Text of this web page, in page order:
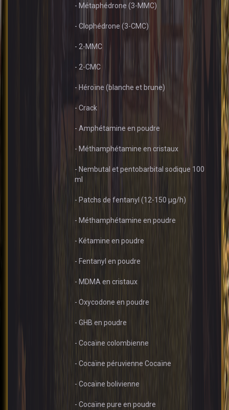
- Métaphédrone (3-MMC)
- Clophédrone (3-CMC)
- 2-MMC
- 2-CMC
- Héroïne (blanche et brune)
- Crack
- Amphétamine en poudre
- Méthamphétamine en cristaux
- Nembutal et pentobarbital sodique 100
ml
- Patchs de fentanyl (12-150 µg/h)
- Méthamphétamine en poudre
- Kétamine en poudre
- Fentanyl en poudre
- MDMA en cristaux
- Oxycodone en poudre
- GHB en poudre
- Cocaïne colombienne
- Cocaïne péruvienne Cocaïne
- Cocaïne bolivienne
- Cocaïne pure en poudre